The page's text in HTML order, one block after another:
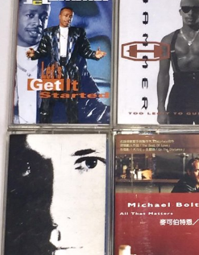
古董、藝術與礦石
偶像、球員卡與郵幣
男性精品與服飾
手錶與飾品配件
電玩遊戲與主機